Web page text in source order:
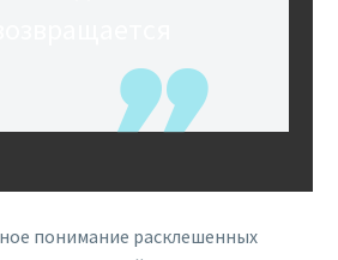
понимание расклешенных